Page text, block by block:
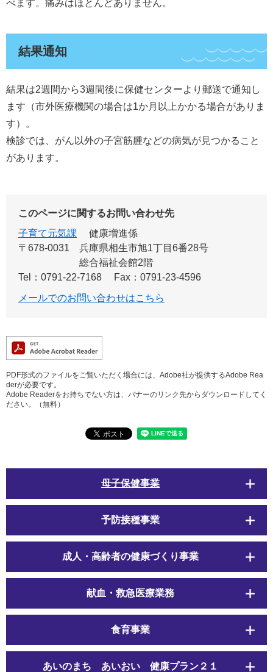
べます。痛みはほとんどありません。
結果通知
結果は2週間から3週間後に保健センターより郵送で通知し
ます（市外医療機関の場合は1か月以上かかる場合がありま
す）。
検診では、がん以外の子宮筋腫などの病気が見つかること
があります。
このページに関するお問い合わせ先
子育て元気課
健康増進係
〒678-0031
兵庫県相生市旭1丁目6番28号
総合福祉会館2階
Tel：0791-22-7168
Fax：0791-23-4596
メールでのお問い合わせはこちら
PDF形式のファイルをご覧いただく場合には、Adobe社が提供するAdobe Rea
derが必要です。
Adobe Readerをお持ちでない方は、バナーのリンク先からダウンロードしてく
ださい。（無料）
母子保健事業
予防接種事業
成人・高齢者の健康づくり事業
献血・救急医療業務
食育事業
あいのまち あいおい 健康プラン２１